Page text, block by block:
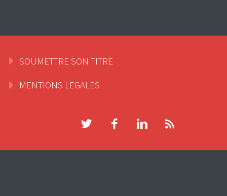
SOUMETTRE SON TITRE
MENTIONS LEGALES